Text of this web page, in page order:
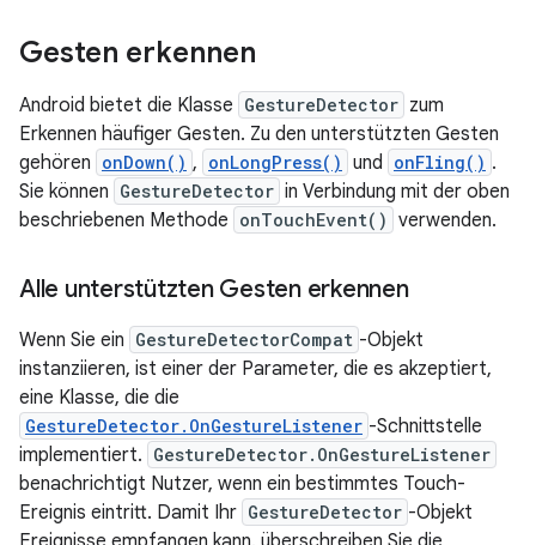
Gesten erkennen
Android bietet die Klasse GestureDetector zum
Erkennen häufiger Gesten. Zu den unterstützten Gesten
gehören onDown() , onLongPress() und onFling() .
Sie können GestureDetector in Verbindung mit der oben
beschriebenen Methode onTouchEvent() verwenden.
Alle unterstützten Gesten erkennen
Wenn Sie ein GestureDetectorCompat -Objekt
instanziieren, ist einer der Parameter, die es akzeptiert,
eine Klasse, die die
GestureDetector.OnGestureListener -Schnittstelle
implementiert. GestureDetector.OnGestureListener
benachrichtigt Nutzer, wenn ein bestimmtes Touch-
Ereignis eintritt. Damit Ihr GestureDetector -Objekt